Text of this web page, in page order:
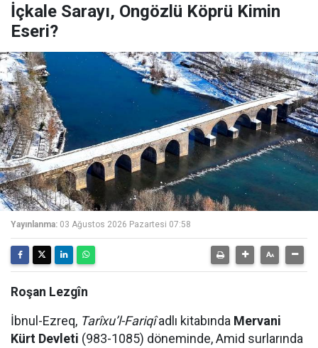
İçkale Sarayı, Ongözlü Köprü Kimin
Eseri?
Yayınlanma: 03 Ağustos 2026 Pazartesi 07:58
Roşan Lezgîn
İbnul-Ezreq, Tarîxu’l-Fariqîadlı kitabında Mervani
Kürt Devleti (983-1085) döneminde, Amid surlarında